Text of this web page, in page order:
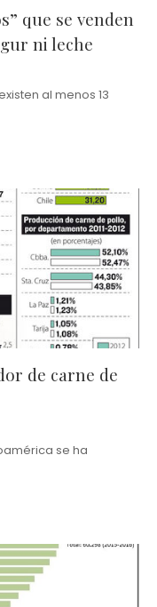
que se venden
ni leche
al menos 13
de carne de
se ha